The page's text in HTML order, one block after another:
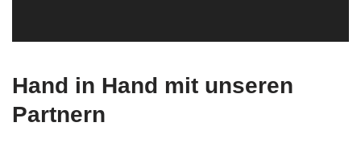
Hand in Hand mit unseren
Partnern